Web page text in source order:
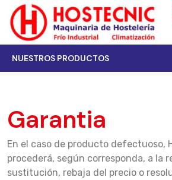
NUESTROS PRODUCTOS
Garantia
En el caso de producto defectuoso,
procederá, según corresponda, a la
sustitución, rebaja del precio o